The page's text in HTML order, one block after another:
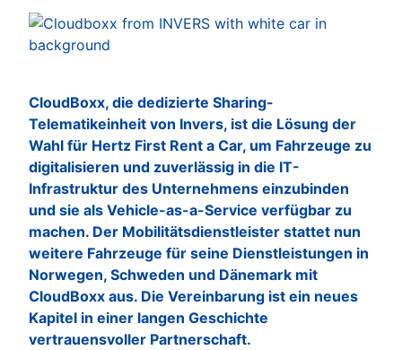
CloudBoxx, die dedizierte Sharing-
Telematikeinheit von Invers, ist die Lösung der
Wahl für Hertz First Rent a Car, um Fahrzeuge zu
digitalisieren und zuverlässig in die IT-
Infrastruktur des Unternehmens einzubinden
und sie als Vehicle-as-a-Service verfügbar zu
machen. Der Mobilitätsdienstleister stattet nun
weitere Fahrzeuge für seine Dienstleistungen in
Norwegen, Schweden und Dänemark mit
CloudBoxx aus. Die Vereinbarung ist ein neues
Kapitel in einer langen Geschichte
vertrauensvoller Partnerschaft.